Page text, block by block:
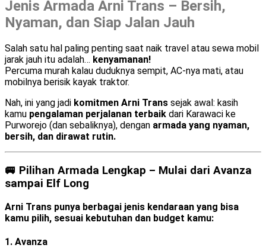
Jenis Armada Arni Trans – Bersih,
Nyaman, dan Siap Jalan Jauh
Salah satu hal paling penting saat naik travel atau sewa mobil
jarak jauh itu adalah… kenyamanan!
Percuma murah kalau duduknya sempit, AC-nya mati, atau
mobilnya berisik kayak traktor.
Nah, ini yang jadi komitmen Arni Trans sejak awal: kasih
kamu pengalaman perjalanan terbaik dari Karawaci ke
Purworejo (dan sebaliknya), dengan armada yang nyaman,
bersih, dan dirawat rutin.
🚐 Pilihan Armada Lengkap – Mulai dari Avanza
sampai Elf Long
Arni Trans punya berbagai jenis kendaraan yang bisa
kamu pilih, sesuai kebutuhan dan budget kamu:
1. Avanza